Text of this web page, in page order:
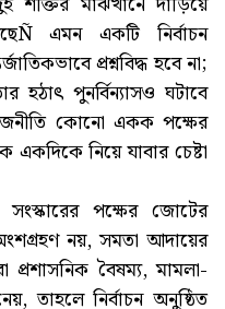
এমন একটি নির্বাচন
প্রশ্নবিদ্ধ হবে না;
হঠাৎ পুনর্বিন্যাসও ঘটাবে
কোনো একক পক্ষের
একদিকে নিয়ে যাবার চেষ্টা
পক্ষের জোটের
নয়, সমতা আদায়ের
প্রশাসনিক বৈষম্য, মামলা-
তাহলে নির্বাচন অনুষ্ঠিত